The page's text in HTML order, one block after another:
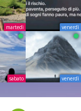
martedì venerdì
sabato venerdì